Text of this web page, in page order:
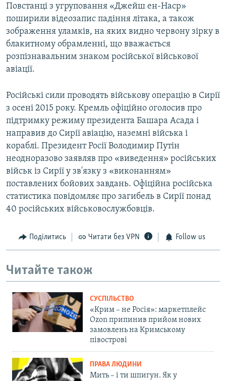
Повстанці з угруповання «Джейш ен-Наср»
поширили відеозапис падіння літака, а також
зображення уламків, на яких видно червону зірку в
блакитному обрамленні, що вважається
розпізнавальним знаком російської військової
авіації.
Російські сили проводять військову операцію в Сирії
з осені 2015 року. Кремль офіційно оголосив про
підтримку режиму президента Башара Асада і
направив до Сирії авіацію, наземні війська і
кораблі. Президент Росії Володимир Путін
неодноразово заявляв про «виведення» російських
військ із Сирії у зв'язку з «виконанням»
поставлених бойових завдань. Офіційна російська
статистика повідомляє про загибель в Сирії понад
40 російських військовослужбовців.
Поділитись Читати без VPN Follow us
Читайте також
СУСПІЛЬСТВО
«Крим – не Росія»: маркетплейс
Ozon припинив прийом нових
замовлень на Кримському
півострові
ПРАВА ЛЮДИНИ
Мить – і ти шпигун. Як у